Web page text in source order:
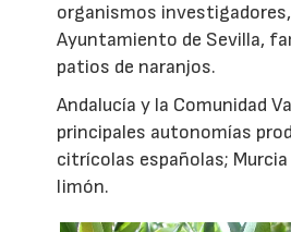
organismos
Ayuntamiento de Sevilla,
patios de naranjos.
Andalucía y la Comunidad
principales autonomías
citrícolas españolas;
limón.